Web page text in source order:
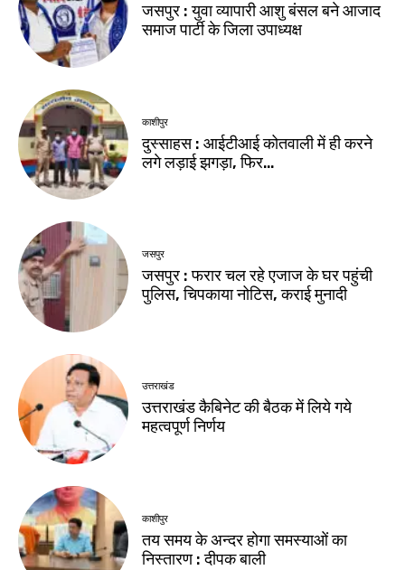
जसपुर : युवा व्यापारी आशु बंसल बने आजाद
समाज पार्टी के जिला उपाध्यक्ष
काशीपुर
दुस्साहस : आईटीआई कोतवाली में ही करने
लगे लड़ाई झगड़ा, फिर…
जसपुर
जसपुर : फरार चल रहे एजाज के घर पहुंची
पुलिस, चिपकाया नोटिस, कराई मुनादी
उत्तराखंड
उत्तराखंड कैबिनेट की बैठक में लिये गये
महत्वपूर्ण निर्णय
काशीपुर
तय समय के अन्दर होगा समस्याओं का
निस्तारण : दीपक बाली